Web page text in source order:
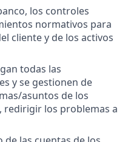
los controles
normativos para
cliente y de los activos
todas las
y se gestionen de
asuntos de los
redirigir los problemas a